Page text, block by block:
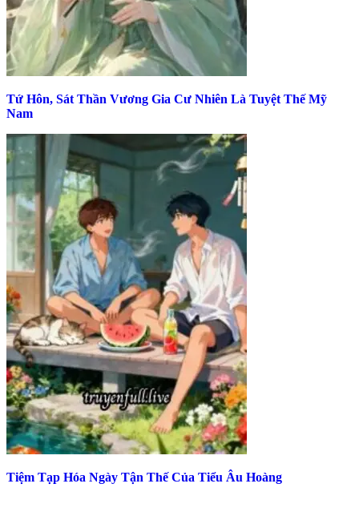
Tứ Hôn, Sát Thần Vương Gia Cư Nhiên Là Tuyệt Thế Mỹ
Nam
Tiệm Tạp Hóa Ngày Tận Thế Của Tiểu Âu Hoàng